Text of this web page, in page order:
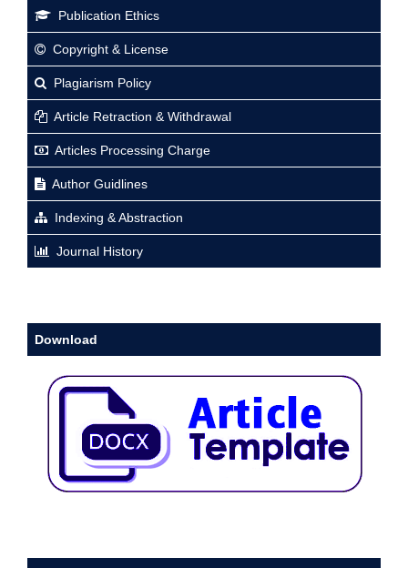
Publication Ethics
Copyright & License
Plagiarism Policy
Article Retraction & Withdrawal
Articles Processing Charge
Author Guidlines
Indexing & Abstraction
Journal History
Download